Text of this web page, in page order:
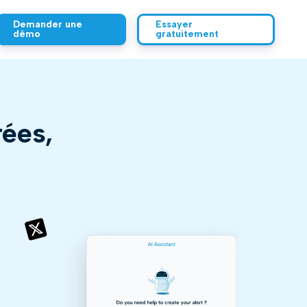
Demander une
démo
Essayer
gratuitement